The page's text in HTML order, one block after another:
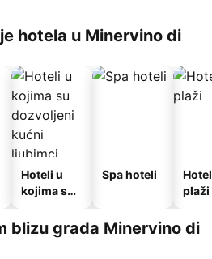
hotela u Minervino di
Hoteli u
kojima su
kućni
ljubimci
Spa hoteli
plaži
blizu grada Minervino di